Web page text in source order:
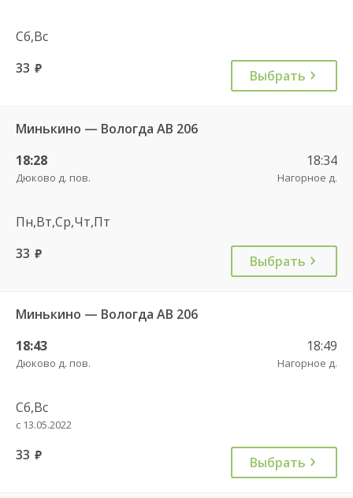
Сб,Вс
33 руб. Выбрать
Минькино — Вологда АВ 206
18:28
Дюково д. пов.
18:34
Нагорное д.
Пн,Вт,Ср,Чт,Пт
33 руб. Выбрать
Минькино — Вологда АВ 206
18:43
Дюково д. пов.
18:49
Нагорное д.
Сб,Вс
с 13.05.2022
33 руб. Выбрать